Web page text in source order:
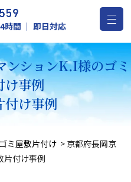
時間 ｜ 即日対応
ンションK.I様のゴミ
け事例
付け事例
ミ屋敷片付け > 京都府長岡京
片付け事例